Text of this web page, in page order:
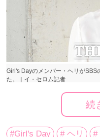
Girl's Dayのメンバー・ヘリがSBS
た。｜イ・セロム記者
大ヒットドラマ「応答せ
続
#Girl's Day # ヘリ #